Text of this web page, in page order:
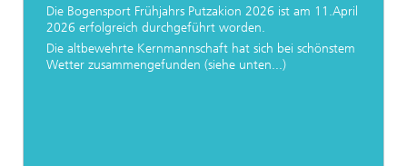
Die Bogensport Frühjahrs Putzakion 2026 ist am 11.April
2026 erfolgreich durchgeführt worden.
Die altbewehrte Kernmannschaft hat sich bei schönstem
Wetter zusammengefunden (siehe unten...)